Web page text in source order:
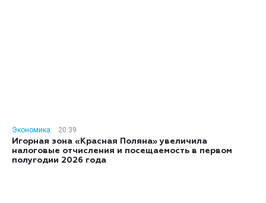
Экономика
20:39
Игорная зона «Красная Поляна» увеличила
налоговые отчисления и посещаемость в первом
полугодии 2026 года